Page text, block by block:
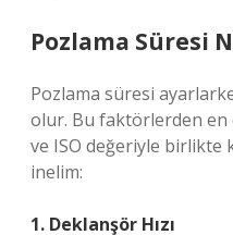
Pozlama Süresi
Pozlama süresi
olur. Bu faktörlerden en
ve ISO değeriyle birlikte
inelim:
1. Deklanşör Hızı